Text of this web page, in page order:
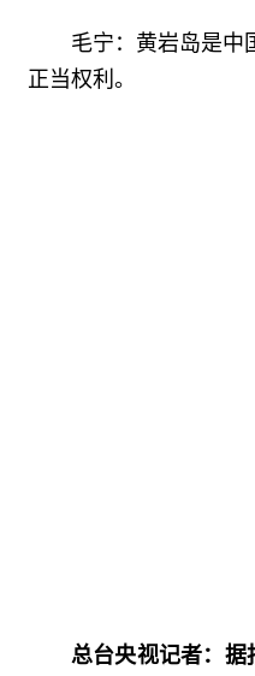
毛宁：黄岩岛是中
正当权利。
总台央视记者：据